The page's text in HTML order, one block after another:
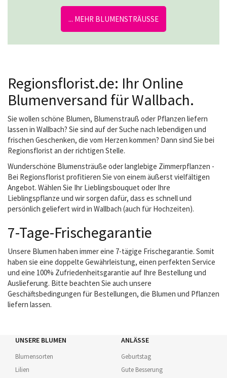
... MEHR BLUMENSTRÄUSSE
Regionsflorist.de: Ihr Online
Blumenversand für Wallbach.
Sie wollen schöne Blumen, Blumenstrauß oder Pflanzen liefern
lassen in Wallbach? Sie sind auf der Suche nach lebendigen und
frischen Geschenken, die vom Herzen kommen? Dann sind Sie bei
Regionsflorist an der richtigen Stelle.
Wunderschöne Blumensträuße oder langlebige Zimmerpflanzen -
Bei Regionsflorist profitieren Sie von einem äußerst vielfältigen
Angebot. Wählen Sie Ihr Lieblingsbouquet oder Ihre
Lieblingspflanze und wir sorgen dafür, dass es schnell und
persönlich geliefert wird in Wallbach (auch für Hochzeiten).
7-Tage-Frischegarantie
Unsere Blumen haben immer eine 7-tägige Frischegarantie. Somit
haben sie eine doppelte Gewährleistung, einen perfekten Service
und eine 100% Zufriedenheitsgarantie auf Ihre Bestellung und
Auslieferung. Bitte beachten Sie auch unsere
Geschäftsbedingungen für Bestellungen, die Blumen und Pflanzen
liefern lassen.
UNSERE BLUMEN
Blumensorten
Lilien
ANLÄSSE
Geburtstag
Gute Besserung